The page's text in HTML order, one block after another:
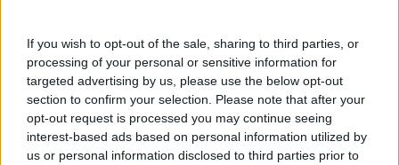
If you wish to opt-out of the sale, sharing to third parties, or
processing of your personal or sensitive information for
targeted advertising by us, please use the below opt-out
section to confirm your selection. Please note that after your
opt-out request is processed you may continue seeing
interest-based ads based on personal information utilized by
us or personal information disclosed to third parties prior to
A 200 m dal paese, a 600 m dal sito archeologico
"teatro ...
Pietrabbondante (IS) - 15.5km